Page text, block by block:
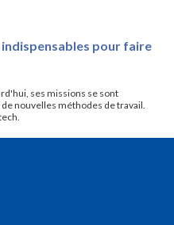
pour faire
ses missions se sont
nouvelles méthodes de travail.